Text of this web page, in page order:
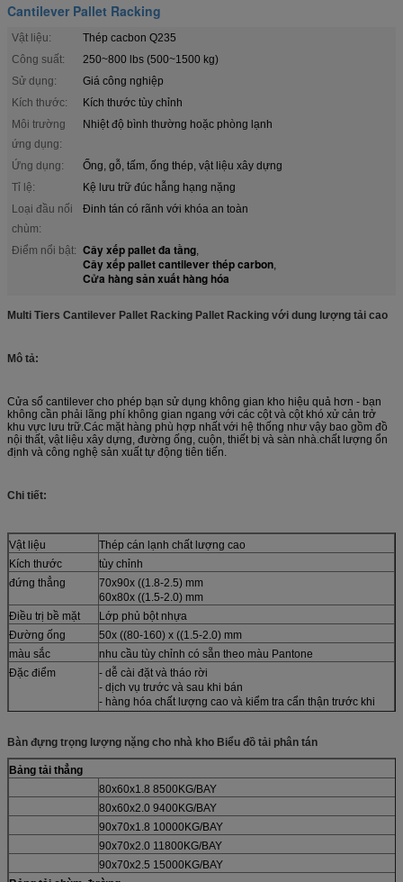
Cantilever Pallet Racking
Vật liệu:
Thép cacbon Q235
Công suất:
250~800 lbs (500~1500 kg)
Sử dụng:
Giá công nghiệp
Kích thước:
Kích thước tùy chỉnh
Môi trường
ứng dụng:
Nhiệt độ bình thường hoặc phòng lạnh
Ứng dụng:
Ống, gỗ, tấm, ống thép, vật liệu xây dựng
Tỉ lệ:
Kệ lưu trữ đúc hẫng hạng nặng
Loại đầu nối
chùm:
Đinh tán có rãnh với khóa an toàn
Điểm nổi bật: Cây xếp pallet đa tầng,
Cây xếp pallet cantilever thép carbon,
Cửa hàng sản xuất hàng hóa
Multi Tiers Cantilever Pallet Racking Pallet Racking với dung lượng tải cao
Mô tả:
Cửa sổ cantilever cho phép bạn sử dụng không gian kho hiệu quả hơn - bạn
không cần phải lãng phí không gian ngang với các cột và cột khó xử cản trở
khu vực lưu trữ.Các mặt hàng phù hợp nhất với hệ thống như vậy bao gồm đồ
nội thất, vật liệu xây dựng, đường ống, cuộn, thiết bị và sàn nhà.chất lượng ổn
định và công nghệ sản xuất tự động tiên tiến.
Chi tiết:
Vật liệu
Thép cán lạnh chất lượng cao
Kích thước
tùy chỉnh
đứng thẳng
70x90x ((1.8-2.5) mm
60x80x ((1.5-2.0) mm
Điều trị bề mặt
Lớp phủ bột nhựa
Đường ống
50x ((80-160) x ((1.5-2.0) mm
màu sắc
nhu cầu tùy chỉnh có sẵn theo màu Pantone
Đặc điểm
- dễ cài đặt và tháo rời
- dịch vụ trước và sau khi bán
- hàng hóa chất lượng cao và kiểm tra cẩn thận trước khi
giao hàng
gói
gói riêng biệt, truss, kệ và cột thẳng đứng bọc bằng phim
bong bóng cho vận chuyển đường dài.
Bàn đựng trọng lượng nặng cho nhà kho Biểu đồ tải phân tán
Bảng tải thẳng
80x60x1.8 8500KG/BAY
80x60x2.0 9400KG/BAY
90x70x1.8 10000KG/BAY
90x70x2.0 11800KG/BAY
90x70x2.5 15000KG/BAY